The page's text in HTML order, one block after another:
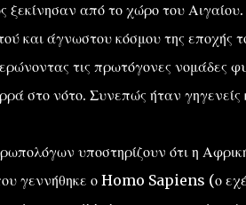
από το χώρο του
και άγνωστου κόσμου της
τις πρωτόγονες
στο νότο. Συνεπώς ήταν
υποστηρίζουν ότι η
γεννήθηκε ο Homo Sapiens (ο